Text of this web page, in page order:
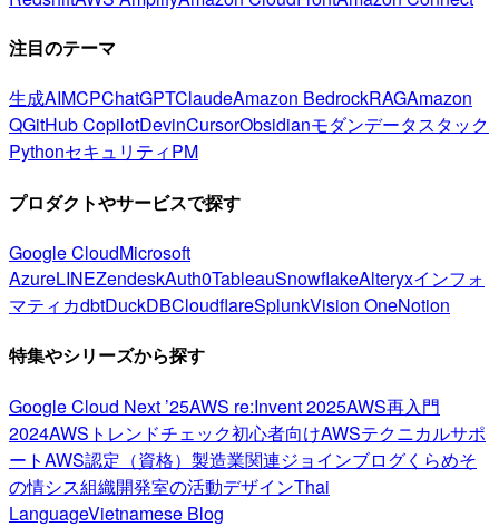
注目のテーマ
生成AIMCPChatGPTClaudeAmazon BedrockRAGAmazon
QGitHub CopilotDevinCursorObsidianモダンデータスタック
PythonセキュリティPM
プロダクトやサービスで探す
Google CloudMicrosoft
AzureLINEZendeskAuth0TableauSnowflakeAlteryxインフォ
マティカdbtDuckDBCloudflareSplunkVision OneNotion
特集やシリーズから探す
Google Cloud Next ’25AWS re:Invent 2025AWS再入門
2024AWSトレンドチェック初心者向けAWSテクニカルサポ
ートAWS認定（資格） 製造業関連ジョインブログくらめそ
の情シス組織開発室の活動デザインThai
LanguageVietnamese Blog